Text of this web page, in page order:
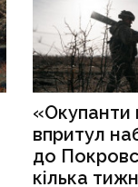
«Окупанти
впритул
до
кілька